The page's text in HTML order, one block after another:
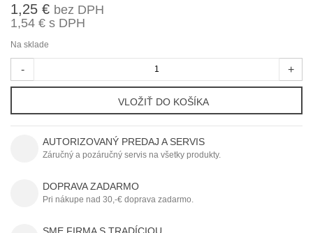
1,25 € bez DPH
1,54 € s DPH
Na sklade
- +
VLOŽIŤ DO KOŠÍKA
AUTORIZOVANÝ PREDAJ A SERVIS
Záručný a pozáručný servis na všetky produkty.
DOPRAVA ZADARMO
Pri nákupe nad 30,-€ doprava zadarmo.